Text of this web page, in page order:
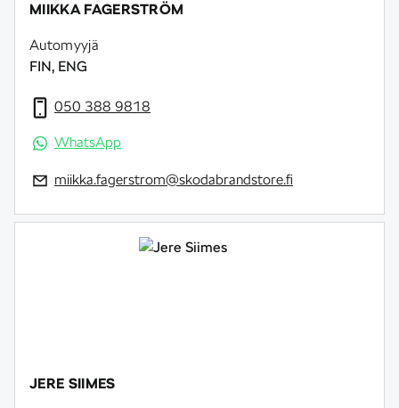
MIIKKA FAGERSTRÖM
Automyyjä
FIN, ENG
050 388 9818
WhatsApp
miikka.fagerstrom@skodabrandstore.fi
JERE SIIMES